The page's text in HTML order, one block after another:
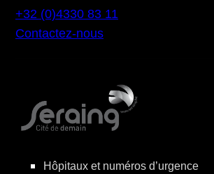
+32 (0)4330 83 11
Contactez-nous
Hôpitaux et numéros d’urgence